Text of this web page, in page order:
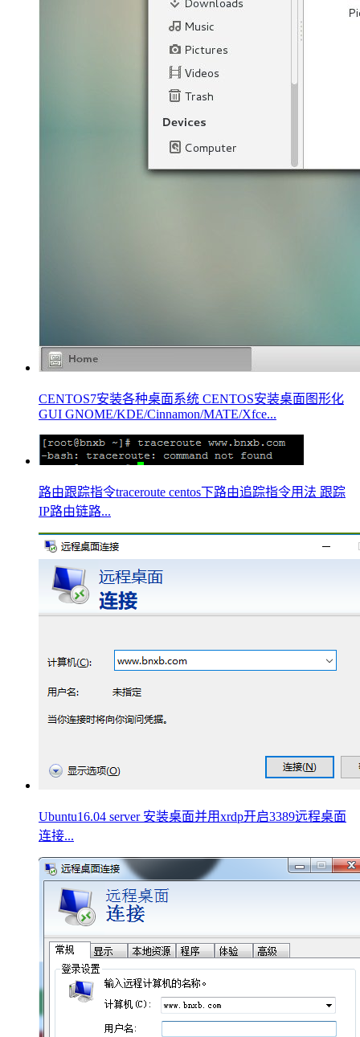
CENTOS7安装各种桌面系统 CENTOS安装桌面图形化
GUI GNOME/KDE/Cinnamon/MATE/Xfce...
路由跟踪指令traceroute centos下路由追踪指令用法 跟踪
IP路由链路...
Ubuntu16.04 server 安装桌面并用xrdp开启3389远程桌面
连接...